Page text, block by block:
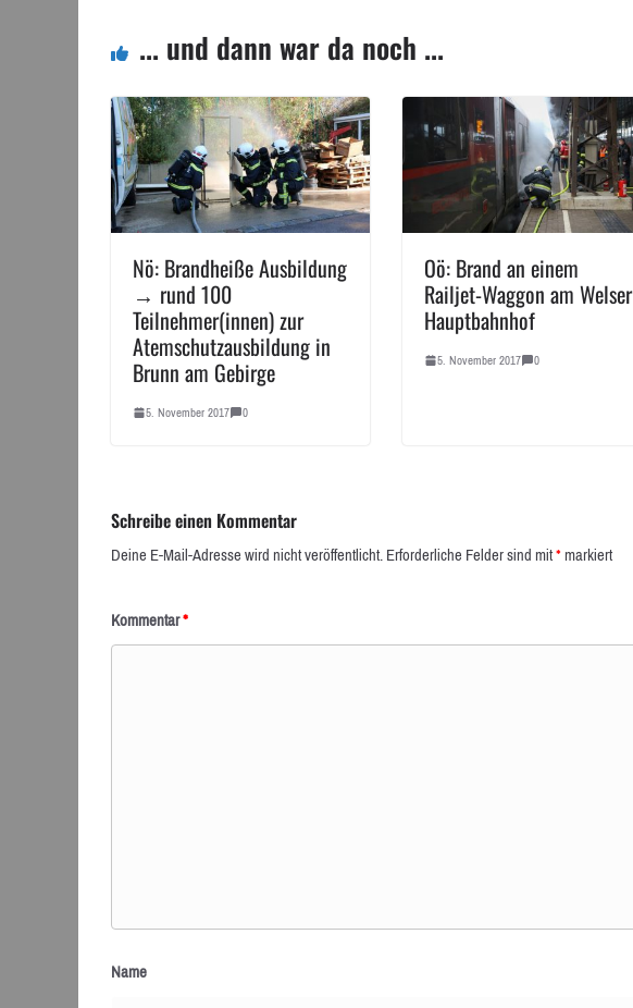
... und dann war da noch ...
Nö: Brandheiße Ausbildung
→ rund 100
Teilnehmer(innen) zur
Atemschutzausbildung in
Brunn am Gebirge
5. November 2017 0
Oö: Brand an einem
Railjet-Waggon am Welser
Hauptbahnhof
5. November 2017 0
Schreibe einen Kommentar
Deine E-Mail-Adresse wird nicht veröffentlicht.Erforderliche Felder sind mit*markiert
Kommentar*
Name